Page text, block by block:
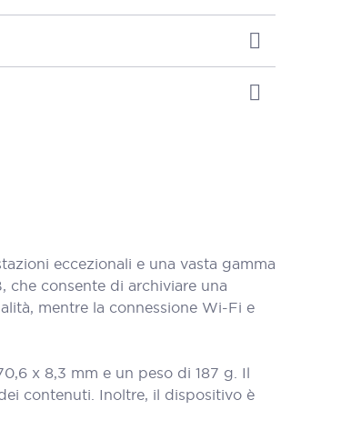
eccezionali e una vasta gamma
consente di archiviare una
mentre la connessione Wi-Fi e
x 8,3 mm e un peso di 187 g. Il
contenuti. Inoltre, il dispositivo è